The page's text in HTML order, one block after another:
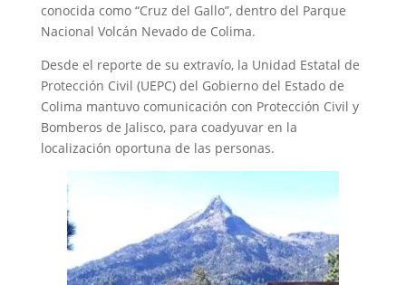
conocida como “Cruz del Gallo”, dentro del Parque
Nacional Volcán Nevado de Colima.
Desde el reporte de su extravío, la Unidad Estatal de
Protección Civil (UEPC) del Gobierno del Estado de
Colima mantuvo comunicación con Protección Civil y
Bomberos de Jalisco, para coadyuvar en la
localización oportuna de las personas.